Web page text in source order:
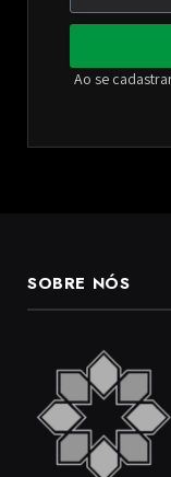
Ao se
SOBRE NÓS